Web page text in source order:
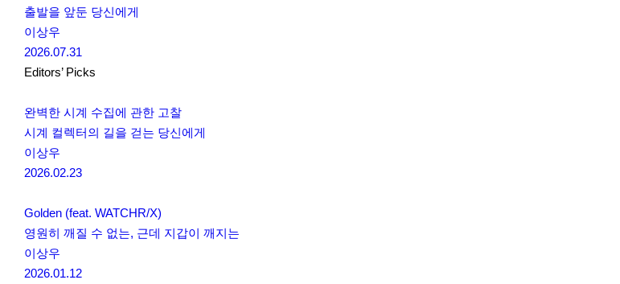
출발을 앞둔 당신에게
이상우
2026.07.31
Editors’ Picks
완벽한 시계 수집에 관한 고찰
시계 컬렉터의 길을 걷는 당신에게
이상우
2026.02.23
Golden (feat. WATCHR/X)
영원히 깨질 수 없는, 근데 지갑이 깨지는
이상우
2026.01.12